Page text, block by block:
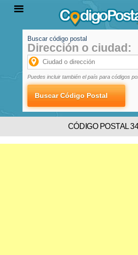
PROVINCIAS
LOCALIDADES
Buscar código postal
Dirección o ciudad:
Puedes incluir también el país para códigos
CÓDIGO POSTAL